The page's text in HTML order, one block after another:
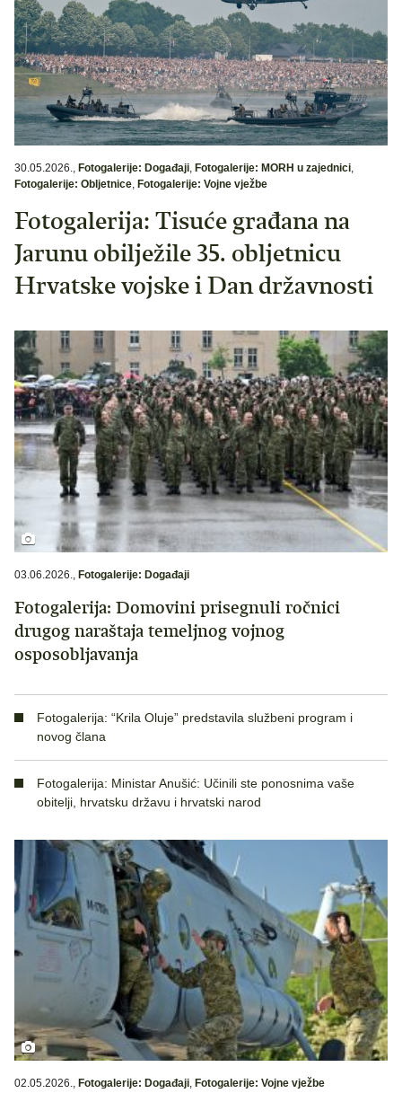
30.05.2026., Fotogalerije: Događaji, Fotogalerije: MORH u zajednici,
Fotogalerije: Obljetnice, Fotogalerije: Vojne vježbe
Fotogalerija: Tisuće građana na
Jarunu obilježile 35. obljetnicu
Hrvatske vojske i Dan državnosti
03.06.2026. Fotogalerije: Događaji
Fotogalerija: Domovini prisegnuli ročnici
drugog naraštaja temeljnog vojnog
osposobljavanja
Fotogalerija: “Krila Oluje” predstavila službeni program i
novog člana
Fotogalerija: Ministar Anušić: Učinili ste ponosnima vaše
obitelji, hrvatsku državu i hrvatski narod
02.05.2026., Fotogalerije: Događaji, Fotogalerije: Vojne vježbe